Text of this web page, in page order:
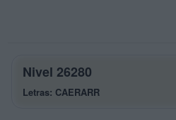
Nivel 26280
Letras: CAERARR